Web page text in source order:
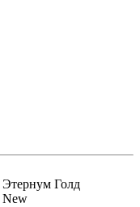
Этернум Голд
New